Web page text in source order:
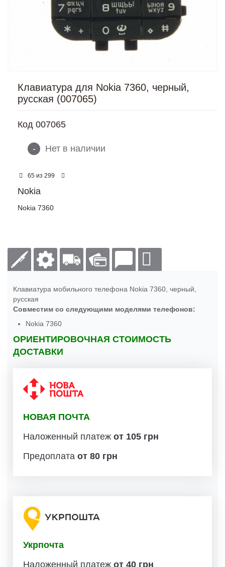
Клавиатура для Nokia 7360, черный,
русская (007065)
Код 007065
- Нет в наличии
65 из 299
Nokia
Nokia 7360
Клавиатура мобильного телефона Nokia 7360, черный,
русская
Совместим со следующими моделями телефонов:
Nokia 7360
ОРИЕНТИРОВОЧНАЯ СТОИМОСТЬ
ДОСТАВКИ
НОВАЯ ПОЧТА
Наложенный платеж от 105 грн
Предоплата от 80 грн
Укрпочта
Наложенный платеж от 40 грн